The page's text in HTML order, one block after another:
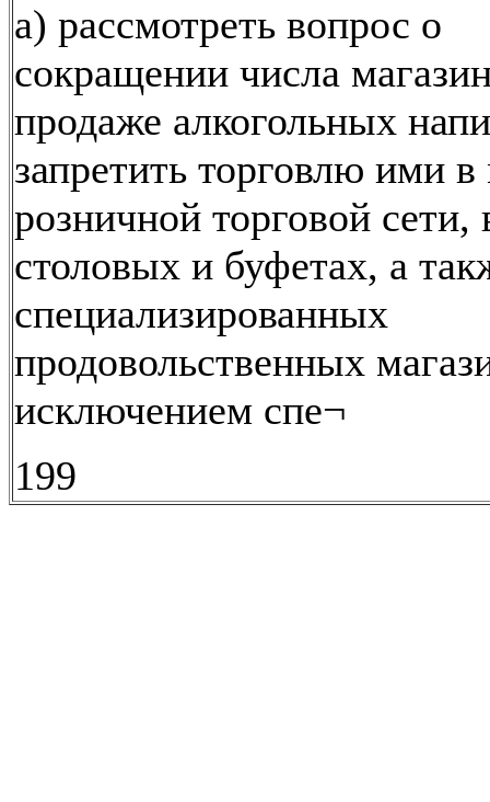
а) рассмотреть вопрос о
сокращении числа
продаже алкогольных
запретить торговлю ими
розничной торговой сети,
столовых и буфетах, а
специализированных
продовольственных
исключением спе¬
199